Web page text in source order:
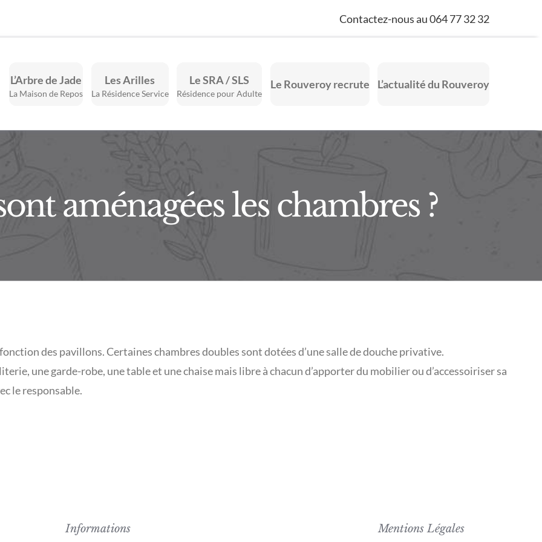
Contactez-nous au 064 77 32 32
L’Arbre de Jade
La Maison de Repos
Les Arilles
La Résidence Service
Le SRA / SLS
Résidence pour Adulte
Le Rouveroy recrute L’actualité du Rouveroy
aménagées les chambres ?
des pavillons. Certaines chambres doubles sont dotées d’une salle de douche privative.
une garde-robe, une table et une chaise mais libre à chacun d’apporter du mobilier ou d’accessoiriser sa
le responsable.
Informations Mentions Légales